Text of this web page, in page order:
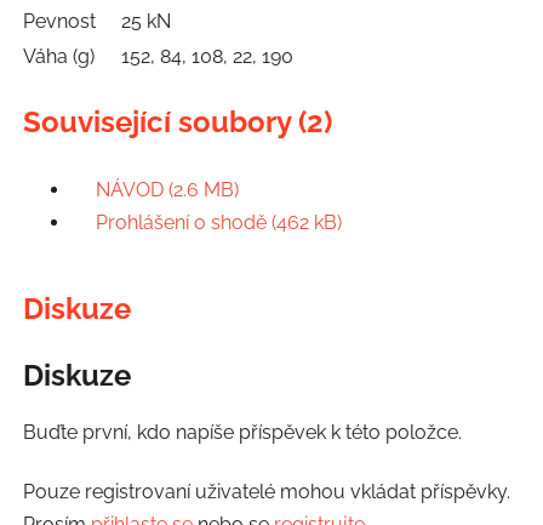
Pevnost
25 kN
Váha (g)
152, 84, 108, 22, 190
Související soubory (2)
NÁVOD (2.6 MB)
Prohlášení o shodě (462 kB)
Diskuze
Diskuze
Buďte první, kdo napíše příspěvek k této položce.
Pouze registrovaní uživatelé mohou vkládat příspěvky.